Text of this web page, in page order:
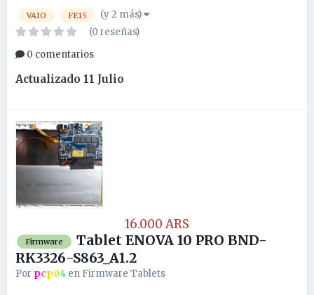
VAIO FE15
(y 2 más)
(0 reseñas)
0 comentarios
Actualizado 11 Julio
16.000 ARS
Firmware
Tablet ENOVA 10 PRO BND-
RK3326-S863_A1.2
Por pcp04 en Firmware Tablets